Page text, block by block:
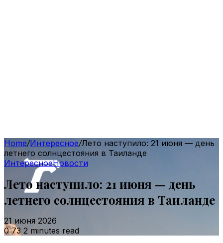
Home/Интересное/Лето наступило: 21 июня — день
летнего солнцестояния в Таиланде
ИнтересноеНовости
Лето наступило: 21 июня — день
летнего солнцестояния в Таиланде
21 июня 2026
073 2 minutes read